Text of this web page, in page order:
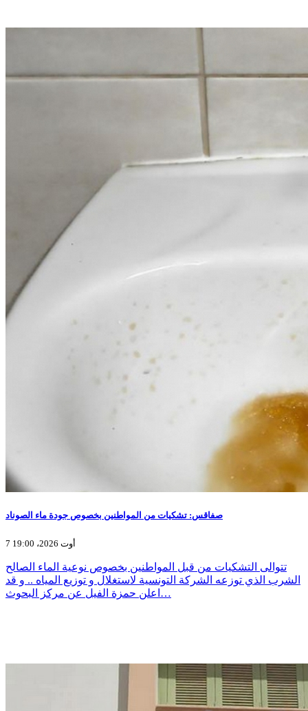
صفاقس: تشكيات من المواطنين بخصوص جودة ماء الصوناد
7 أوت 2026، 19:00
تتوالى التشكيات من قبل المواطنين بخصوص نوعية الماء الصالح
الشرب الذي توزعه الشركة التونسية لاستغلال و توزيع المياه .. و قد
اعلن حمزة الفيل عن مركز البحوث…